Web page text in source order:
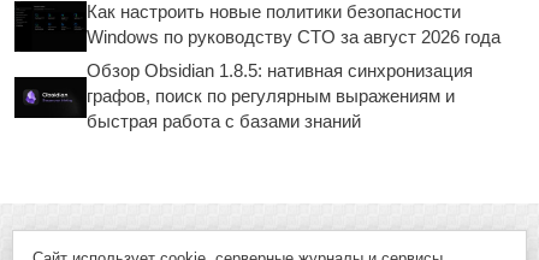
Как настроить новые политики безопасности
Windows по руководству CTO за август 2026 года
Обзор Obsidian 1.8.5: нативная синхронизация
графов, поиск по регулярным выражениям и
быстрая работа с базами знаний